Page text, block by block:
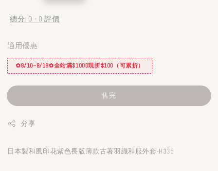
總分: 0 - 0 評價
適用優惠
✿8/10~8/19✿全站滿$1000現折$100（可累折）
售完
分享
日本製和風印花紫色長版薄款古著羽織和服外套-H335